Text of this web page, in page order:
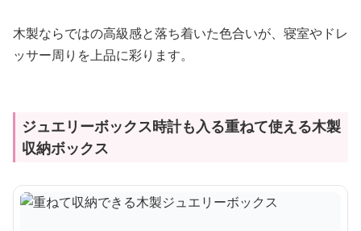
木製ならではの高級感と落ち着いた色合いが、寝室やドレ
ッサー周りを上品に彩ります。
ジュエリーボックス時計も入る重ねて使える木製
収納ボックス